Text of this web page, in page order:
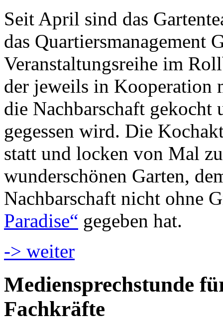
Seit April sind das
das Quartiersmanagement
Veranstaltungsreihe im
der jeweils in Kooperation
die Nachbarschaft gekocht
gegessen wird. Die
statt und locken von Mal
wunderschönen Garten,
Nachbarschaft nicht ohne
Paradise“ gegeben hat.
-> weiter
Mediensprechstunde
Fachkräfte